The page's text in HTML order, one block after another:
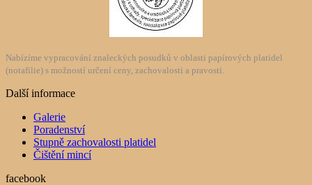
Nabízíme vypracování znaleckých posudků v oblasti papírových platidel
(notafilie) s možností určení ceny, zachovalosti a pravosti.
Další informace
Galerie
Poradenství
Stupně zachovalosti platidel
Čištění mincí
facebook